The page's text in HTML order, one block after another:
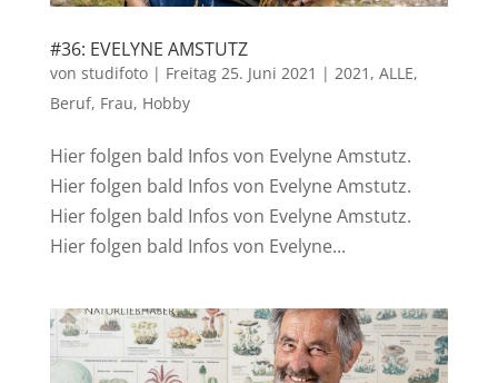
#36: EVELYNE AMSTUTZ
von studifoto| Freitag 25. Juni 2021 | 2021 , ALLE,
Beruf, Frau, Hobby
Hier folgen bald Infos von Evelyne Amstutz.
Hier folgen bald Infos von Evelyne Amstutz.
Hier folgen bald Infos von Evelyne Amstutz.
Hier folgen bald Infos von Evelyne...